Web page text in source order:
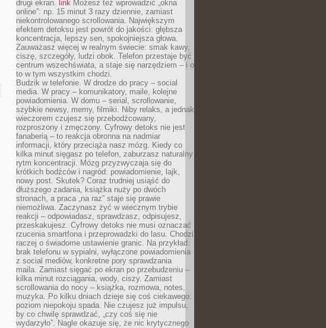
drugi ekran. link Możesz też wprowadzić „okna
online”: np. 15 minut 3 razy dziennie, zamiast
niekontrolowanego scrollowania. Największym
efektem detoksu jest powrót do jakości: głębsza
koncentracja, lepszy sen, spokojniejsza głowa.
Zauważasz więcej w realnym świecie: smak kawy,
ciszę, szczegóły, ludzi obok. Telefon przestaje być
centrum wszechświata, a staje się narzędziem – i o
to w tym wszystkim chodzi.
Budzik w telefonie. W drodze do pracy – social
media. W pracy – komunikatory, maile, kolejne
powiadomienia. W domu – serial, scrollowanie,
szybkie newsy, memy, filmiki. Niby relaks, a jednak
wieczorem czujesz się przebodźcowany,
rozproszony i zmęczony. Cyfrowy detoks nie jest
fanaberią – to reakcja obronna na nadmiar
informacji, który przeciąża nasz mózg. Kiedy co
kilka minut sięgasz po telefon, zaburzasz naturalny
rytm koncentracji. Mózg przyzwyczaja się do
krótkich bodźców i nagród: powiadomienie, lajk,
nowy post. Skutek? Coraz trudniej usiąść do
dłuższego zadania, książka nuży po dwóch
stronach, a praca „na raz” staje się prawie
niemożliwa. Zaczynasz żyć w wiecznym trybie
reakcji – odpowiadasz, sprawdzasz, odpisujesz,
przeskakujesz. Cyfrowy detoks nie musi oznaczać
rzucenia smartfona i przeprowadzki do lasu. Chodzi
raczej o świadome ustawienie granic. Na przykład:
brak telefonu w sypialni, wyłączone powiadomienia
z social mediów, konkretne pory sprawdzania
maila. Zamiast sięgać po ekran po przebudzeniu –
kilka minut rozciągania, wody, ciszy. Zamiast
scrollowania do nocy – książka, rozmowa, notes,
muzyka. Po kilku dniach dzieje się coś ciekawego:
poziom niepokoju spada. Nie czujesz już impulsu,
by co chwilę sprawdzać, „czy coś się nie
wydarzyło”. Nagle okazuje się, że nic krytycznego